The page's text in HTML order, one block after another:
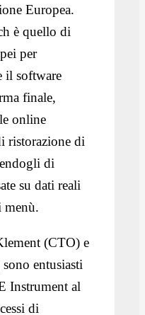
Europea.
è quello di
per
il software
finale,
online
ristorazione di
di
su dati reali
menù.
(CTO) e
entusiasti
Instrument al
di